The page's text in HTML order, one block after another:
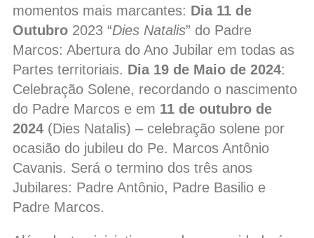
momentos mais marcantes: Dia 11 de
Outubro 2023 “Dies Natalis” do Padre
Marcos: Abertura do Ano Jubilar em todas as
Partes territoriais. Dia 19 de Maio de 2024:
Celebração Solene, recordando o nascimento
do Padre Marcos e em 11 de outubro de
2024 (Dies Natalis) – celebração solene por
ocasião do jubileu do Pe. Marcos Antônio
Cavanis. Será o termino dos três anos
Jubilares: Padre Antônio, Padre Basilio e
Padre Marcos.